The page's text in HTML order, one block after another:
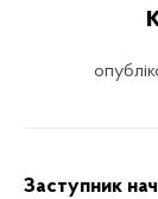
Заступник